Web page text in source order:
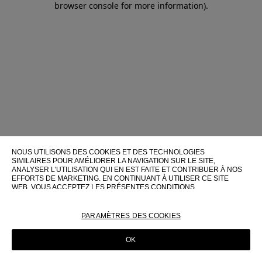
browser console for more information).
NOUS UTILISONS DES COOKIES ET DES TECHNOLOGIES
SIMILAIRES POUR AMÉLIORER LA NAVIGATION SUR LE SITE,
ANALYSER L'UTILISATION QUI EN EST FAITE ET CONTRIBUER À NOS
EFFORTS DE MARKETING. EN CONTINUANT À UTILISER CE SITE
WEB, VOUS ACCEPTEZ LES PRÉSENTES CONDITIONS
POUR PLUS D'INFORMATIONS SUR CES TECHNOLOGIES ET LEUR
POLITIQUE EN MATIÈRE DE COOKIES
PARAMÈTRES DES COOKIES
OK